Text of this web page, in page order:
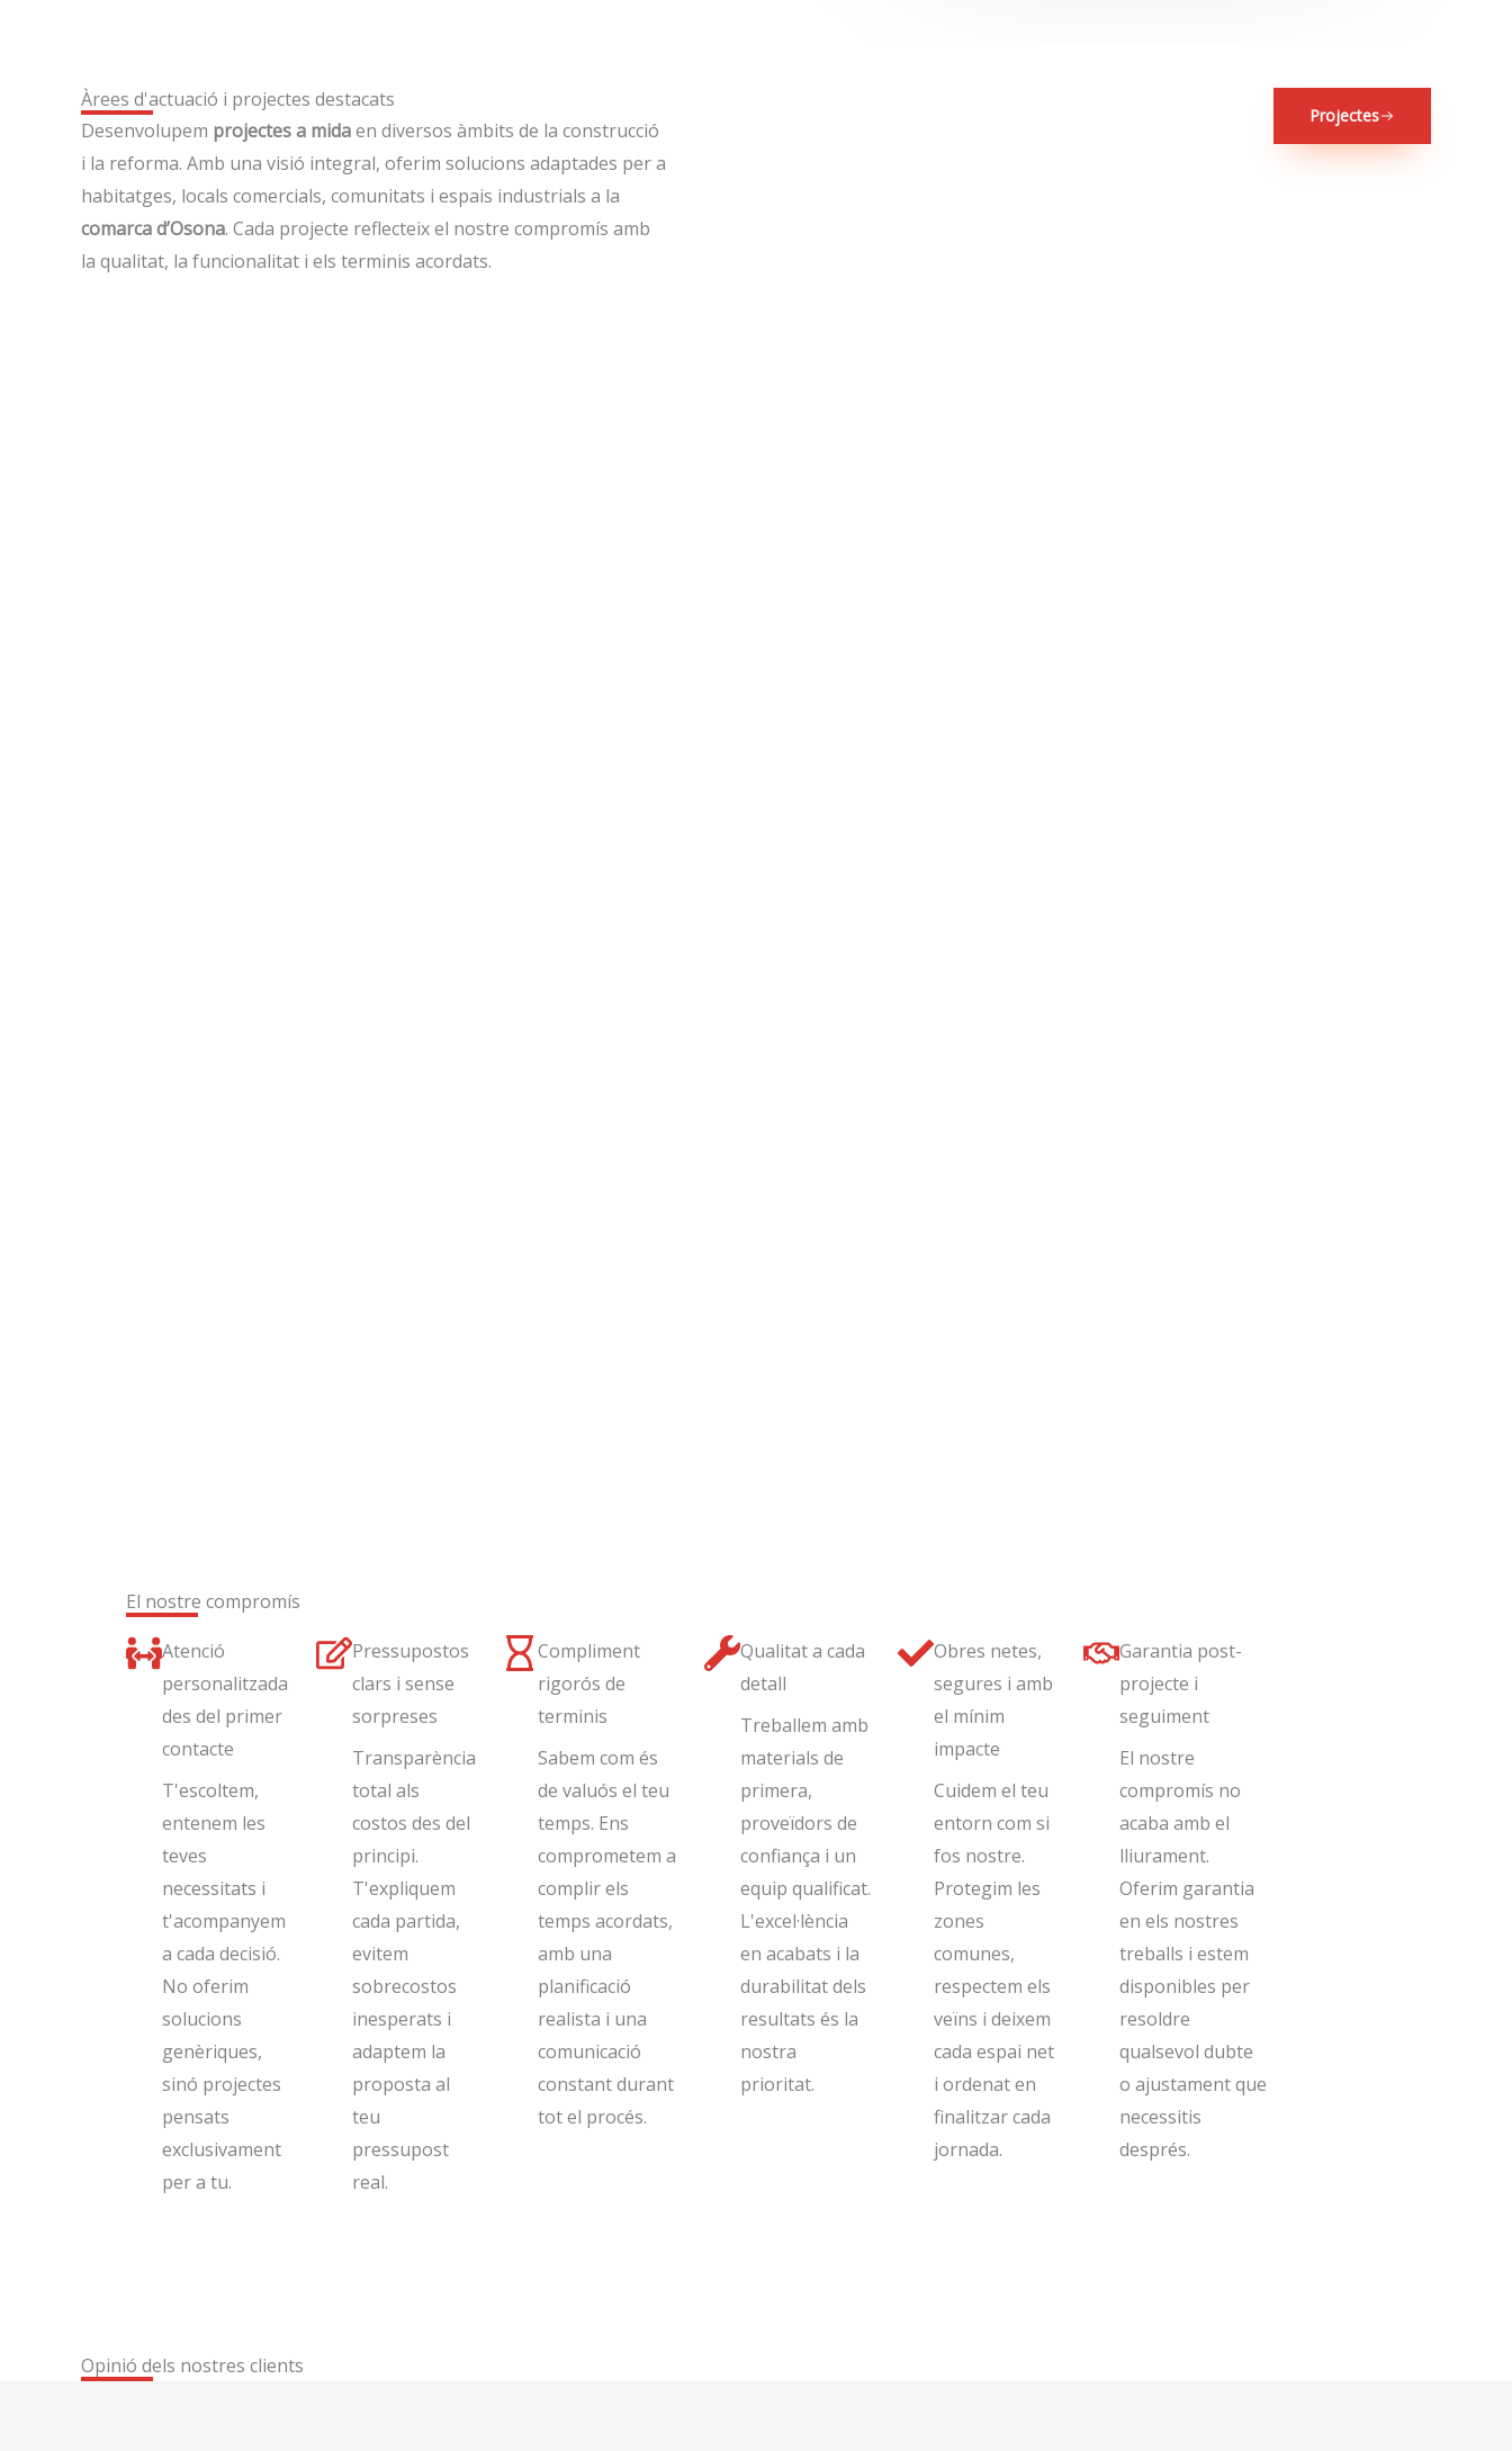
Àrees d'actuació i projectes destacats
Desenvolupem projectes a midaen diversos àmbits de la construcció
i la reforma. Amb una visió integral, oferim solucions adaptades per a
habitatges, locals comercials, comunitats i espais industrials a la
comarca d’Osona. Cada projecte reflecteix el nostre compromís amb
la qualitat, la funcionalitat i els terminis acordats.
Projectes
El nostre compromís
Atenció
personalitzada
des del primer
contacte
T'escoltem,
entenem les
teves
necessitats i
t'acompanyem
a cada decisió.
No oferim
solucions
genèriques,
sinó projectes
pensats
exclusivament
per a tu.
Pressupostos
clars i sense
sorpreses
Transparència
total als
costos des del
principi.
T'expliquem
cada partida,
evitem
sobrecostos
inesperats i
adaptem la
proposta al
teu
pressupost
real.
Compliment
rigorós de
terminis
Sabem com és
de valuós el teu
temps. Ens
comprometem a
complir els
temps acordats,
amb una
planificació
realista i una
comunicació
constant durant
tot el procés.
Qualitat a cada
detall
Treballem amb
materials de
primera,
proveïdors de
confiança i un
equip qualificat.
L'excel·lència
en acabats i la
durabilitat dels
resultats és la
nostra
prioritat.
Obres netes,
segures i amb
el mínim
impacte
Cuidem el teu
entorn com si
fos nostre.
Protegim les
zones
comunes,
respectem els
veïns i deixem
cada espai net
i ordenat en
finalitzar cada
jornada.
Garantia post-
projecte i
seguiment
El nostre
compromís no
acaba amb el
lliurament.
Oferim garantia
en els nostres
treballs i estem
disponibles per
resoldre
qualsevol dubte
o ajustament que
necessitis
després.
Opinió dels nostres clients